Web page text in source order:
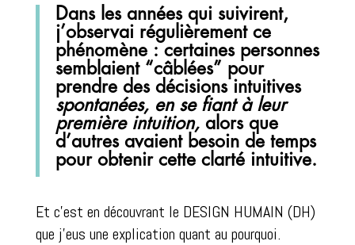
Dans les années qui suivirent,
j’observai régulièrement ce
phénomène : certaines personnes
semblaient “câblées” pour
prendre des décisions intuitives
spontanées, en se fiant à leur
première intuition, alors que
d’autres avaient besoin de temps
pour obtenir cette clarté intuitive.
Et c’est en découvrant le DESIGN HUMAIN (DH)
que j’eus une explication quant au pourquoi.